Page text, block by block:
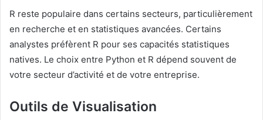
R reste populaire dans certains secteurs, particulièrement
en recherche et en statistiques avancées. Certains
analystes préfèrent R pour ses capacités statistiques
natives. Le choix entre Python et R dépend souvent de
votre secteur d’activité et de votre entreprise.
Outils de Visualisation